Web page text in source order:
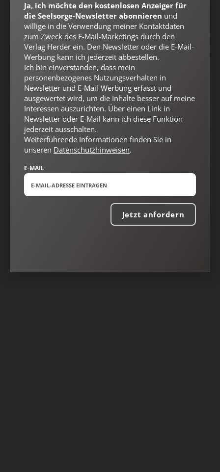
Nach oben
Ja, ich möchte den kostenlosen Anzeiger für
die Seelsorge-Newsletter abonnieren und
willige in die Verwendung meiner Kontaktdaten
zum Zweck des E-Mail-Marketings durch den
Verlag Herder ein. Den Newsletter oder die E-Mail-
Werbung kann ich jederzeit abbestellen.
Ich bin einverstanden, dass mein
personenbezogenes Nutzungsverhalten in
Newsletter und E-Mail-Werbung erfasst und
ausgewertet wird, um die Inhalte besser auf meine
Interessen auszurichten. Über einen Link in
Newsletter oder E-Mail kann ich diese Funktion
jederzeit ausschalten.
Weiterführende Informationen finden Sie in
unseren Datenschutzhinweisen.
E-MAIL
Jetzt anfordern